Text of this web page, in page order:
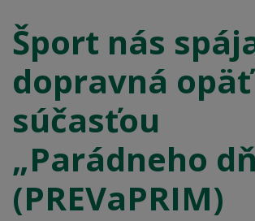
Šport nás
dopravná opäť
súčasťou
„Parádneho
(PREVaPRIM)